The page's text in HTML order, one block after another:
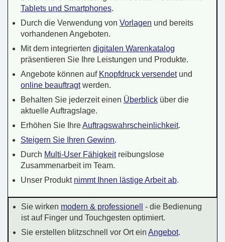
Tablets und Smartphones.
Durch die Verwendung von Vorlagen und bereits
vorhandenen Angeboten.
Mit dem integrierten digitalen Warenkatalog
präsentieren Sie Ihre Leistungen und Produkte.
Angebote können auf Knopfdruck versendetund
online beauftragtwerden.
Behalten Sie jederzeit einen Überblick über die
aktuelle Auftragslage.
Erhöhen Sie IhreAuftragswahrscheinlichkeit.
Steigern Sie Ihren Gewinn.
Durch Multi-User Fähigkeitreibungslose
Zusammenarbeit im Team.
Unser Produkt nimmt Ihnen lästige Arbeit ab.
Sie wirken modern & professionell
- die Bedienung
ist auf Finger und Touchgesten optimiert.
Sie erstellen blitzschnell vor Ort ein Angebot.